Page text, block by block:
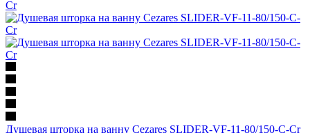
Душевая шторка на ванну Cezares SLIDER-VF-11-80/150-C-Cr